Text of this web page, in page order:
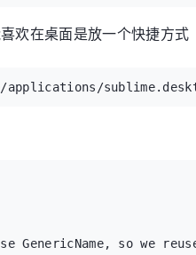
欢在桌面是放一个快捷方式
applications/
GenericName, so we